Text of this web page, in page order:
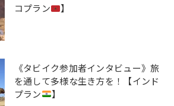
コプラン
】
《タビイク参加者インタビュー》旅
を通して多様な生き方を！【インド
プラン
】